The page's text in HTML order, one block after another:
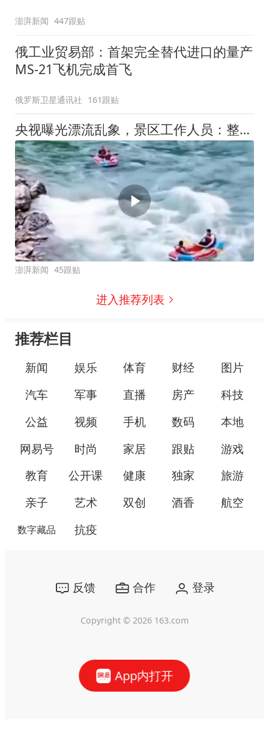
澎湃新闻 447跟贴
俄工业贸易部：首架完全替代进口的量产
MS-21飞机完成首飞
俄罗斯卫星通讯社 161跟贴
央视曝光漂流乱象，景区工作人员：整不好就翻，一切看造化
澎湃新闻 45跟贴
进入推荐列表
推荐栏目
新闻 娱乐 体育 财经
图片
汽车
军事 直播 房产
科技
公益
视频 手机 数码
本地
网易号
时尚 家居 跟贴
游戏
教育
公开课 健康 独家
旅游
亲子
艺术 双创 酒香 航空
数字藏品 抗疫
反馈 合作 登录
Copyright © 2026 163.com
App内打开